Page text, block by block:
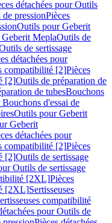
détachées pour Outils
pressionPièces
Outils pour Geberit
Geberit MeplaOutils de
de sertissage
détachées pour
compatibilité [2]Pièces
[2]Outils de préparation de
de tubesBouchons
Bouchons d'essai de
Outils pour Geberit
Geberit
détachées pour
compatibilité [2]Pièces
[2]Outils de sertissage
Outils de sertissage
[2XL]Pièces
[2XL]Sertisseuses
compatibilité
pour Outils de